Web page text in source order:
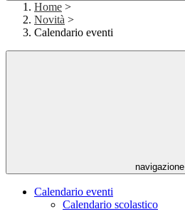
Home >
Novità >
Calendario eventi
navigazione
Calendario eventi
Calendario scolastico